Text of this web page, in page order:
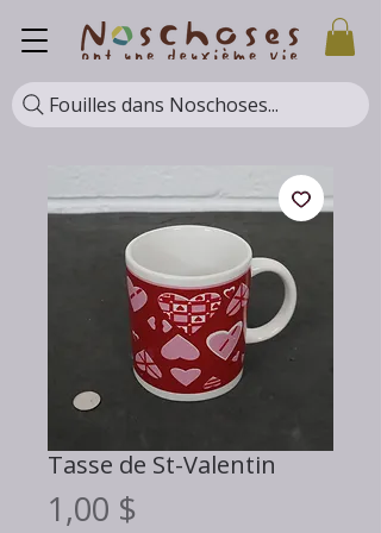
Fouilles dans Noschoses...
Tasse de St-Valentin
1,00 $